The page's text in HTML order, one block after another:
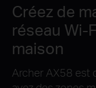
Créez de
réseau Wi-
maison
Archer AX58 est